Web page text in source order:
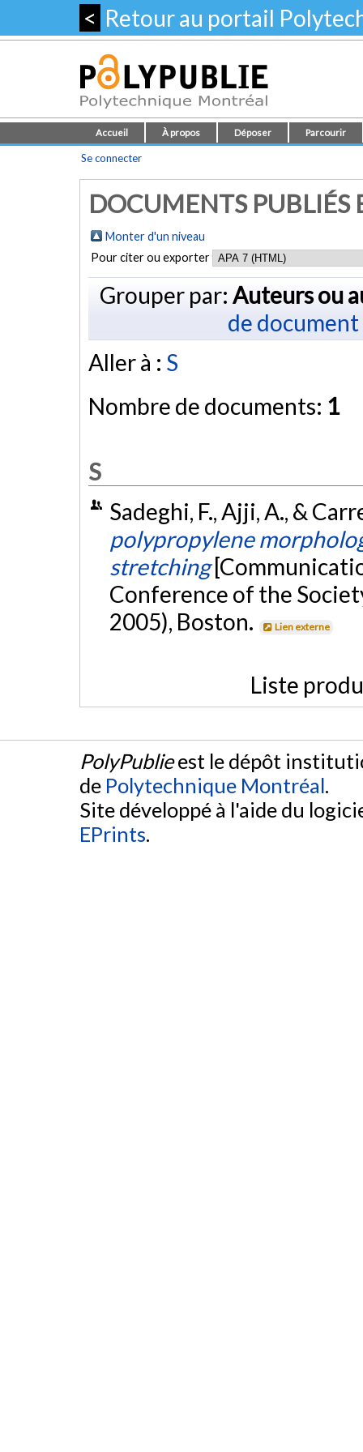
< Retour au portail
Accueil À propos Déposer Parcourir
Se connecter
DOCUMENTS PUBLIÉS
Monter d'un niveau
Pour citer ou exporter
Grouper par: Auteurs ou
de document
Aller à : S
Nombre de documents: 1
S
Sadeghi, F., Ajji, A., &
polypropylene
stretching
Conference of the
2005), Boston.
Lien externe
Liste
PolyPublieest le dépôt
de Polytechnique Montréal.
Site développé à l'aide du
EPrints.